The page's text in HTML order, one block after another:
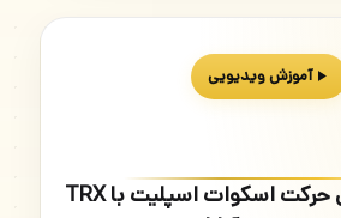
آموزش ویدیویی
آموزش تصویری حرکت اسکوات اسپلیت با TRX